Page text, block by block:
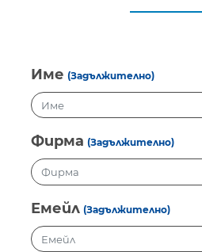
Име (Задължително)
Фирма (Задължително)
Емейл (Задължително)